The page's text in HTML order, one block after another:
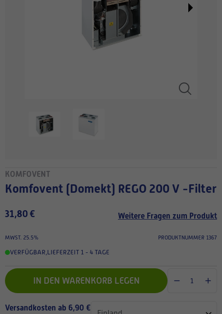
KOMFOVENT
Komfovent (Domekt) REGO 200 V -Filter
31,80 € Weitere Fragen zum Produkt
MWST. 25.5% PRODUKTNUMMER 1367
VERFÜGBAR,LIEFERZEIT 1 - 4 TAGE
IN DEN WARENKORB LEGEN
Versandkosten ab 6,90 €